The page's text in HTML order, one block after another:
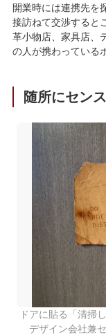
開業時には連携先を
接訪ねて交渉すると
革小物店、家具店、
の人が携わっている
随所にセン
ドアに貼る「清掃
デザイン会社兼